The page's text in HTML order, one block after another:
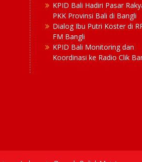
KPID Bali Hadiri Pasar
PKK Provinsi Bali di Bangli
Dialog Ibu Putri Koster di
FM Bangli
KPID Bali Monitoring dan
Koordinasi ke Radio Clik